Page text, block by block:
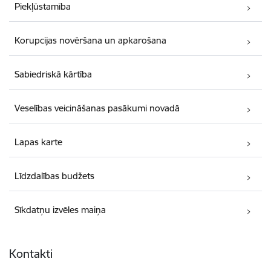
Piekļūstamība
Korupcijas novēršana un apkarošana
Sabiedriskā kārtība
Veselības veicināšanas pasākumi novadā
Lapas karte
Līdzdalības budžets
Sīkdatņu izvēles maiņa
Kontakti